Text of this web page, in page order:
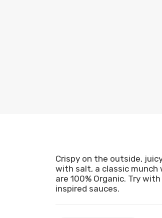
Crispy on the outside,
with salt, a classic
are 100% Organic. Try
inspired sauces.